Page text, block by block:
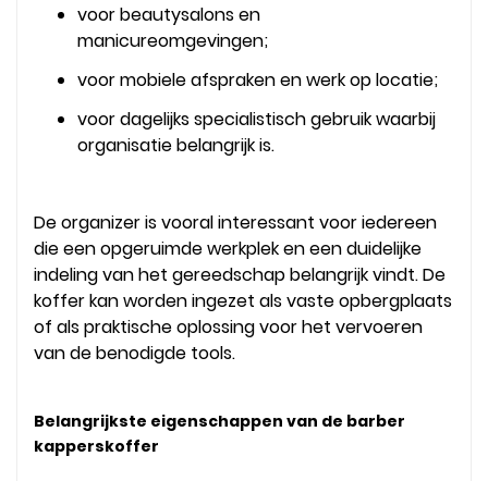
voor beautysalons en
manicureomgevingen;
voor mobiele afspraken en werk op locatie;
voor dagelijks specialistisch gebruik waarbij
organisatie belangrijk is.
De organizer is vooral interessant voor iedereen
die een opgeruimde werkplek en een duidelijke
indeling van het gereedschap belangrijk vindt. De
koffer kan worden ingezet als vaste opbergplaats
of als praktische oplossing voor het vervoeren
van de benodigde tools.
Belangrijkste eigenschappen van de barber
kapperskoffer